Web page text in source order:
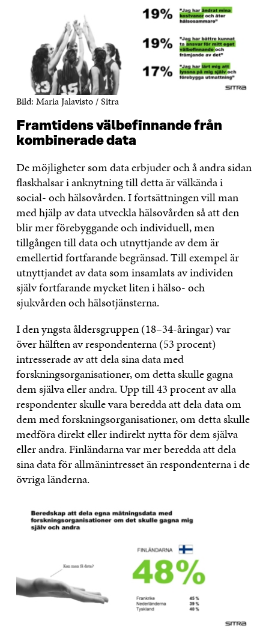
Bild: Maria Jalavisto / Sitra
Framtidens välbefinnande från
kombinerade data
De möjligheter som data erbjuder och å andra sidan
flaskhalsar i anknytning till detta är välkända i
social- och hälsovården. I fortsättningen vill man
med hjälp av data utveckla hälsovården så att den
blir mer förebyggande och individuell, men
tillgången till data och utnyttjande av dem är
emellertid fortfarande begränsad. Till exempel är
utnyttjandet av data som insamlats av individen
själv fortfarande mycket liten i hälso- och
sjukvården och hälsotjänsterna.
I den yngsta åldersgruppen (18–34-åringar) var
över hälften av respondenterna (53 procent)
intresserade av att dela sina data med
forskningsorganisationer, om detta skulle gagna
dem själva eller andra. Upp till 43 procent av alla
respondenter skulle vara beredda att dela data om
dem med forskningsorganisationer, om detta skulle
medföra direkt eller indirekt nytta för dem själva
eller andra. Finländarna var mer beredda att dela
sina data för allmänintresset än respondenterna i de
övriga länderna.